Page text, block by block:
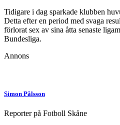
Tidigare i dag sparkade klubben
Detta efter en period med svaga
förlorat sex av sina åtta senaste
Bundesliga.
Annons
Simon Pålsson
Reporter på Fotboll Skåne